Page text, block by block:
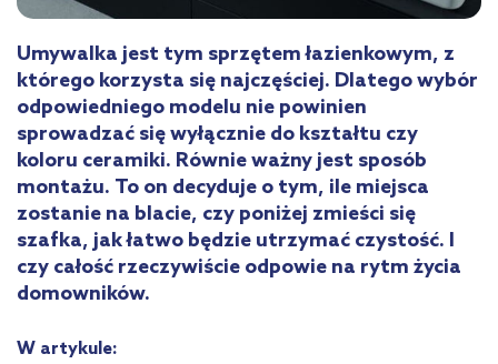
Umywalka jest tym sprzętem łazienkowym, z
którego korzysta się najczęściej. Dlatego wybór
odpowiedniego modelu nie powinien
sprowadzać się wyłącznie do kształtu czy
koloru ceramiki. Równie ważny jest sposób
montażu. To on decyduje o tym, ile miejsca
zostanie na blacie, czy poniżej zmieści się
szafka, jak łatwo będzie utrzymać czystość. I
czy całość rzeczywiście odpowie na rytm życia
domowników.
W artykule: